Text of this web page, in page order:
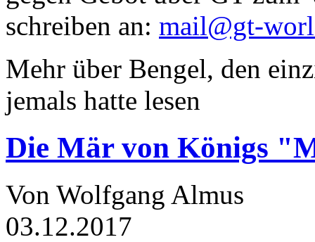
schreiben an: mail@gt-
Mehr über Bengel, den
jemals hatte lesen
Die Mär von Königs
Von Wolfgang Almus
03.12.2017